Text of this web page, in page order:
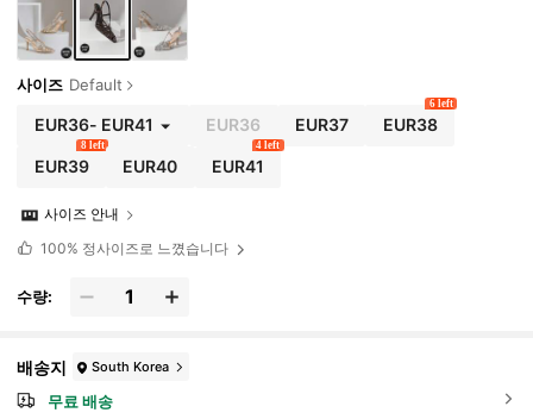
사이즈 Default
EUR36- EUR41 EUR36 EUR37 EUR38
6 left
EUR39
8 left
EUR40 EUR41
4 left
사이즈 안내
100% 정사이즈로 느꼈습니다
수량:
배송지 South Korea
무료 배송